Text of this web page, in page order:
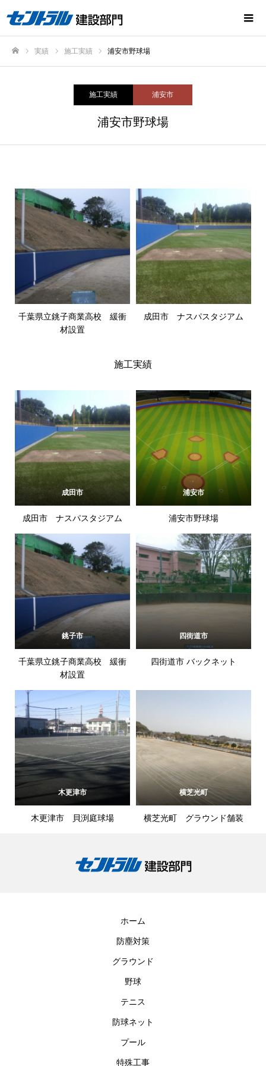
実績 施工実績 浦安市野球場
施工実績 浦安市
浦安市野球場
千葉県立銚子商業高校 緩衝
材設置
成田市 ナスパスタジアム
施工実績
成田市
成田市 ナスパスタジアム
浦安市
浦安市野球場
銚子市
千葉県立銚子商業高校 緩衝
材設置
四街道市
四街道市 バックネット
木更津市
木更津市 貝渕庭球場
横芝光町
横芝光町 グラウンド舗装
ホーム
防塵対策
グラウンド
野球
テニス
防球ネット
プール
特殊工事